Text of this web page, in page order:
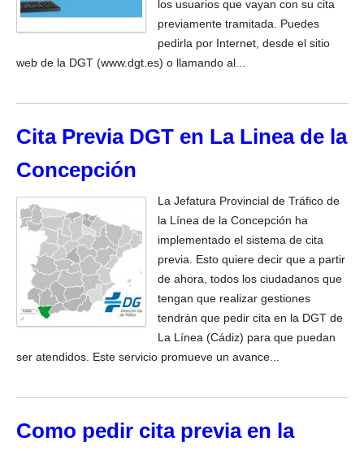
los usuarios que vayan con su cita
previamente tramitada. Puedes
pedirla por Internet, desde el sitio
web de la DGT (www.dgt.es) o llamando al...
Cita Previa DGT en La Linea de la
Concepción
La Jefatura Provincial de Tráfico de
la Línea de la Concepción ha
implementado el sistema de cita
previa. Esto quiere decir que a partir
de ahora, todos los ciudadanos que
tengan que realizar gestiones
tendrán que pedir cita en la DGT de
La Línea (Cádiz) para que puedan
ser atendidos. Este servicio promueve un avance...
Como pedir cita previa en la